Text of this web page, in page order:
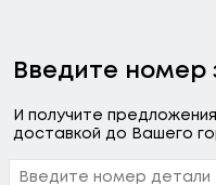
Введите номер
И получите
доставкой до Вашего